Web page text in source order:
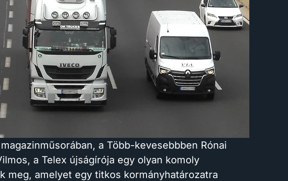
a Több-kevesebbben Rónai
a Telex újságírója egy olyan komoly
meg, amelyet egy titkos kormányhatározatra